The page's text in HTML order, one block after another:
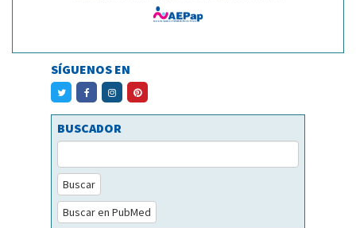
SÍGUENOS EN
BUSCADOR
Buscar
Buscar en PubMed